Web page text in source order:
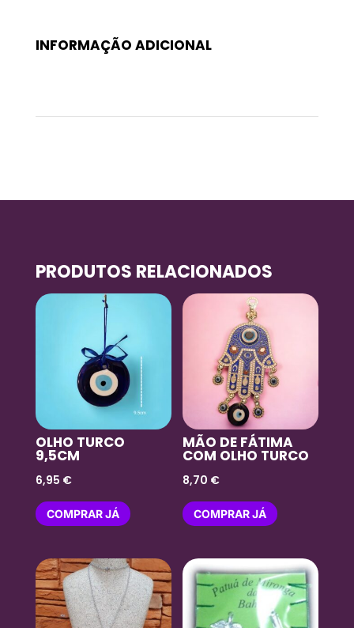
INFORMAÇÃO ADICIONAL
PRODUTOS RELACIONADOS
OLHO TURCO
9,5CM
6,95 €
COMPRAR JÁ
MÃO DE FÁTIMA
COM OLHO TURCO
8,70 €
COMPRAR JÁ